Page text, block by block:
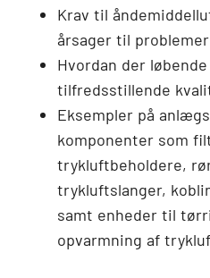
Krav til
årsager til
Hvordan der
tilfredsstillende
Eksempler på
komponenter som
trykluftbeholdere,
trykluftslanger,
samt enheder til
opvarmning af